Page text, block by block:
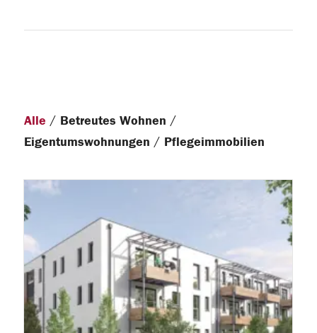
Alle / Betreutes Wohnen /
Eigentumswohnungen / Pflegeimmobilien